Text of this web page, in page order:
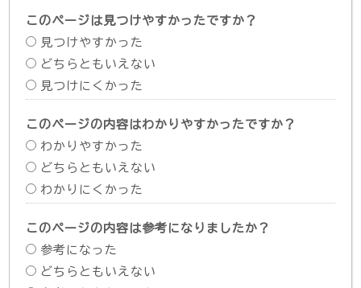
このページは見つけやすかったですか？
見つけやすかった
どちらともいえない
見つけにくかった
このページの内容はわかりやすかったですか？
わかりやすかった
どちらともいえない
わかりにくかった
このページの内容は参考になりましたか？
参考になった
どちらともいえない